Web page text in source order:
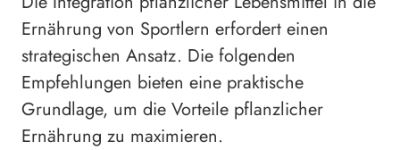
Ernährung von Sportlern erfordert einen
strategischen Ansatz. Die folgenden
Empfehlungen bieten eine praktische
Grundlage, um die Vorteile pflanzlicher
Ernährung zu maximieren.